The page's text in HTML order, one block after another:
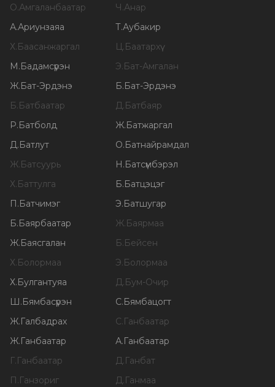
О.Амгаланбаатар Ч .Анар
А.Ариунзаяа Т.Аубакир
Х. Баасанжаргал Ц. Баатархүү
М . Бадамсүрэн Э. Бат-Амгалан
Ж. Бат-Эрдэнэ Б. Бат-Эрдэнэ
Б. Батбаатар Д. Батбаяр
Р. Батболд Ж. Батжаргал
Д. Батлут О. Батнайрамдал
Ж. Батсуурь Н . Батсүмбэрэл
Х. Баттулга Б. Батцэцэг
П . Батчимэг Э. Батшугар
Б. Баярбаатар Ж. Баярмаа
Ж. Баясгалан Б. Бейсен
Х. Болормаа Э. Болормаа
Х. Булгантуяа Д. Бум-Очир
Ш . Бямбасүрэн С. Бямбацогт
Ж. Галбадрах С. Ганбаатар
Ж. Ганбаатар А. Ганбаатар
Г. Ганбаатар Д. Ганбат
П . Ганзориг Д. Ганмаа